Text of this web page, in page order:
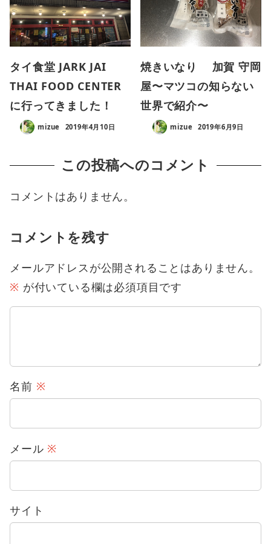
タイ食堂 JARK JAI
THAI FOOD CENTER
に行ってきました！
mizue 2019年4月10日
焼きいなり 加賀 守岡
屋〜マツコの知らない
世界で紹介〜
mizue 2019年6月9日
この投稿へのコメント
コメントはありません。
コメントを残す
メールアドレスが公開されることはありません。
※ が付いている欄は必須項目です
名前 ※
メール ※
サイト